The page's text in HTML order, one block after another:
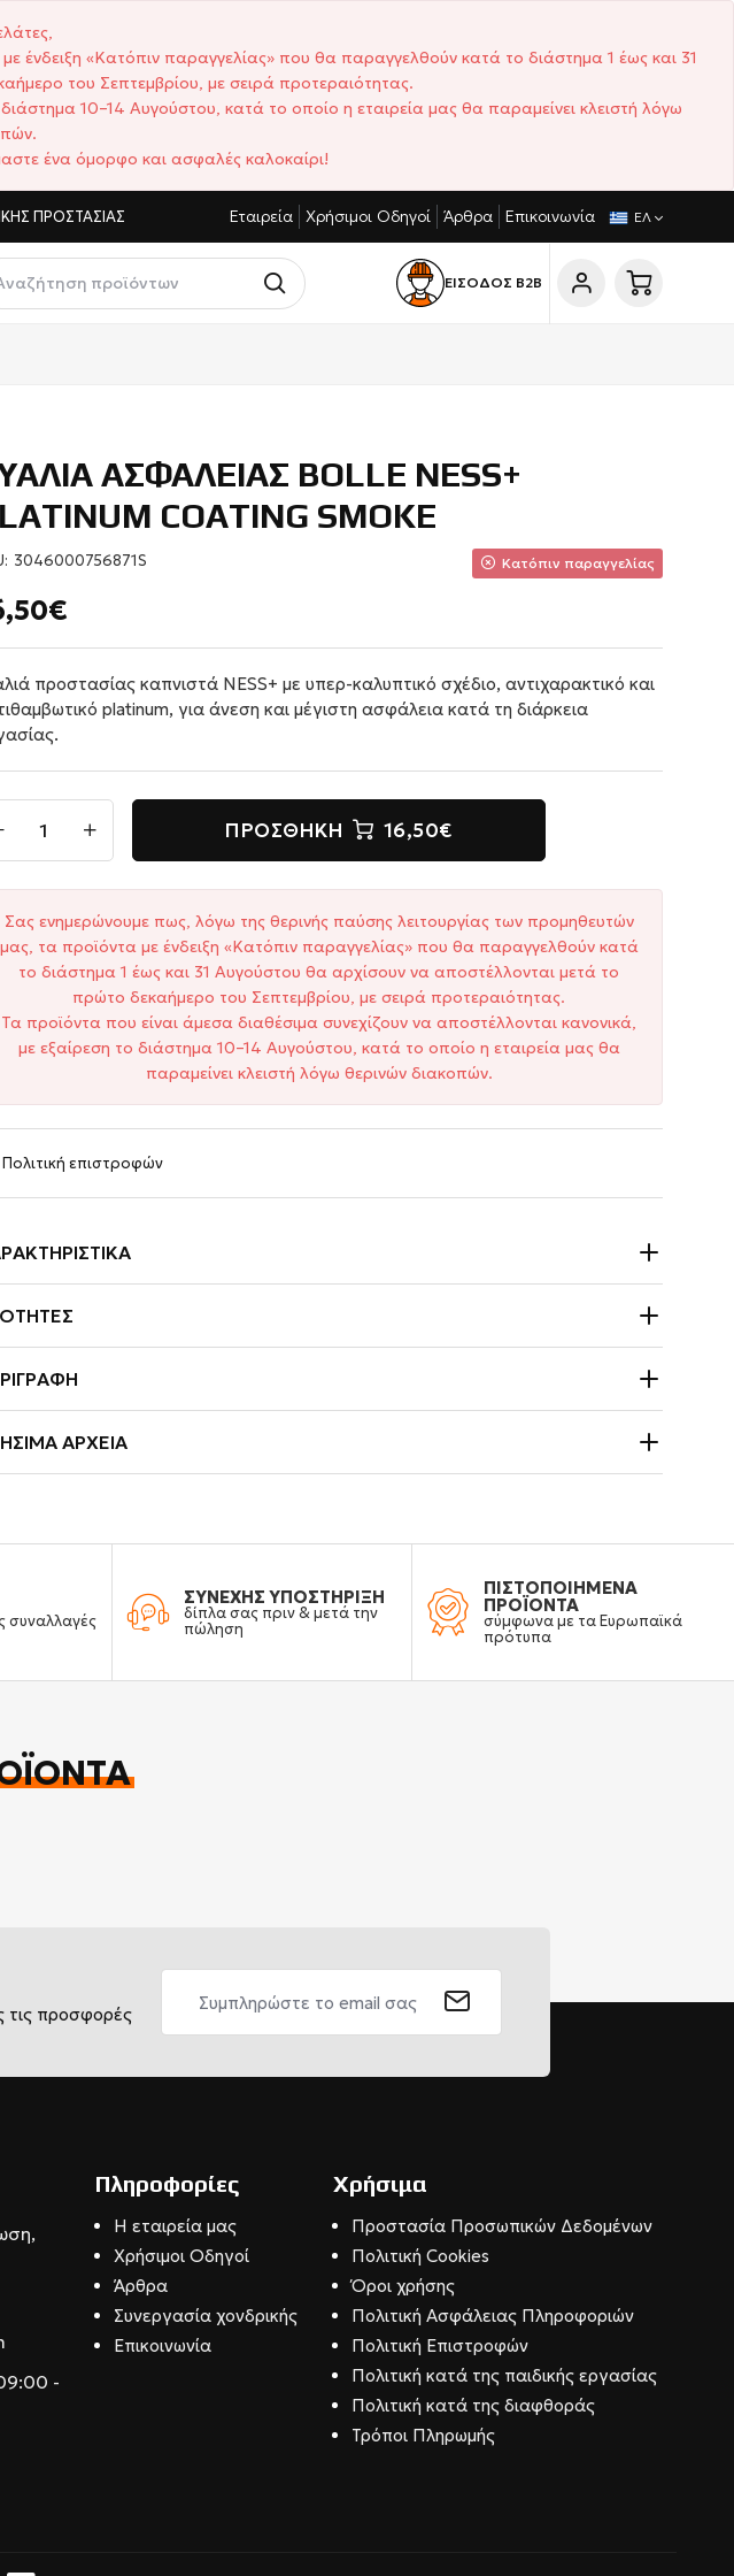
ένδειξη «Κατόπιν παραγγελίας» που θα παραγγελθούν κατά το διάστημα 1 έως και 31
του Σεπτεμβρίου, με σειρά προτεραιότητας.
10–14 Αυγούστου, κατά το οποίο η εταιρεία μας θα παραμείνει κλειστή λόγω
ένα όμορφο και ασφαλές καλοκαίρι!
ΠΡΟΣΤΑΣΊΑΣ ΑΝΤΑΓΩΝΙΣΤΙΚΈΣ ΤΙΜΈΣ ΣΎΝΤΟΜΟΙ ΧΡΌΝΟΙ ΠΑΡΆΔΟΣΗΣ
Εταιρεία Χρήσιμοι Οδηγοί Άρθρα Επικοινωνία ΕΛ
ΕΙΣΟΔΟΣ Β2Β
ΑΣΦΑΛΕΙΑΣ BOLLE NESS+
COATING SMOKE
3046000756871S Κατόπιν παραγγελίας
προστασίας καπνιστά NESS+ με υπερ-καλυπτικό σχέδιο, αντιχαρακτικό και
platinum, για άνεση και μέγιστη ασφάλεια κατά τη διάρκεια
ΠΡΟΣΘΉΚΗ 16,50€
Σας ενημερώνουμε πως, λόγω της θερινής παύσης λειτουργίας των προμηθευτών
μας, τα προϊόντα με ένδειξη «Κατόπιν παραγγελίας» που θα παραγγελθούν κατά
το διάστημα 1 έως και 31 Αυγούστου θα αρχίσουν να αποστέλλονται μετά το
πρώτο δεκαήμερο του Σεπτεμβρίου, με σειρά προτεραιότητας.
Τα προϊόντα που είναι άμεσα διαθέσιμα συνεχίζουν να αποστέλλονται κανονικά,
με εξαίρεση το διάστημα 10–14 Αυγούστου, κατά το οποίο η εταιρεία μας θα
παραμείνει κλειστή λόγω θερινών διακοπών.
Πολιτική επιστροφών
ΑΡΧΕΊΑ
συναλλαγές
ΣΥΝΕΧΗΣ ΥΠΟΣΤΗΡΙΞΗ
δίπλα σας πριν & μετά την
πώληση
ΠΙΣΤΟΠΟΙΗΜΕΝΑ
ΠΡΟΪΟΝΤΑ
σύμφωνα με τα Ευρωπαϊκά
πρότυπα
τις προσφορές
-
Πληροφορίες
Η εταιρεία μας
Χρήσιμοι Οδηγοί
Άρθρα
Συνεργασία χονδρικής
Επικοινωνία
Χρήσιμα
Προστασία Προσωπικών Δεδομένων
Πολιτική Cookies
Όροι χρήσης
Πολιτική Ασφάλειας Πληροφοριών
Πολιτική Επιστροφών
Πολιτική κατά της παιδικής εργασίας
Πολιτική κατά της διαφθοράς
Τρόποι Πληρωμής